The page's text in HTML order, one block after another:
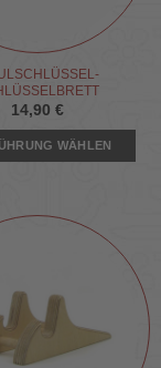
14,90 €
WÄHLEN
auf.
Die
Optionen